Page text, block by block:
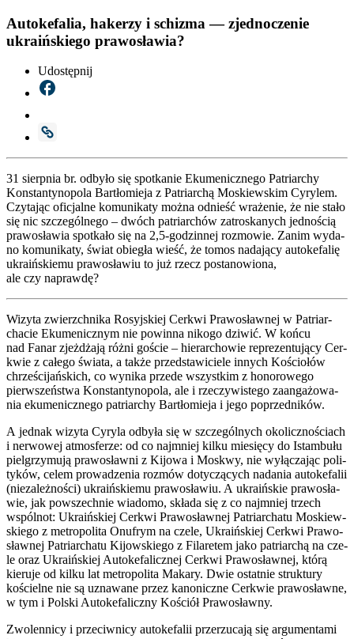
Autokefalia, hakerzy i schizma — zjednoczenie
ukraińskiego prawosławia?
Udostępnij
31 sierp­nia br. odby­ło się spo­tka­nie Eku­me­nicz­ne­go Patriar­chy
Kon­stan­ty­no­po­la Bar­tło­mie­ja z Patriar­chą Moskiew­skim Cyry­lem.
Czy­ta­jąc ofi­cjal­ne komu­ni­ka­ty moż­na odnieść wra­że­nie, że nie sta­ło
się nic szcze­gól­ne­go – dwóch patriar­chów zatro­ska­nych jed­no­ścią
pra­wo­sła­wia spo­tka­ło się na 2,5‑godzinnej roz­mo­wie. Zanim wyda­
no komu­ni­ka­ty, świat obie­gła wieść, że tomos nada­ją­cy auto­ke­fa­lię
ukra­iń­skie­mu pra­wo­sła­wiu to już rzecz posta­no­wio­na,
ale czy napraw­dę?
Wizy­ta zwierzch­ni­ka Rosyj­skiej Cer­kwi Pra­wo­sław­nej w Patriar­
cha­cie Eku­me­nicz­nym nie powin­na niko­go dzi­wić. W koń­cu
nad Fanar zjeż­dża­ją róż­ni goście – hie­rar­cho­wie repre­zen­tu­ją­cy Cer­
kwie z całe­go świa­ta, a tak­że przed­sta­wi­cie­le innych Kościo­łów
chrze­ści­jań­skich, co wyni­ka przede wszyst­kim z hono­ro­we­go
pierw­szeń­stwa Kon­stan­ty­no­po­la, ale i rze­czy­wi­ste­go zaan­ga­żo­wa­
nia eku­me­nicz­ne­go patriar­chy Bar­tło­mie­ja i jego poprzed­ni­ków.
A jed­nak wizy­ta Cyry­la odby­ła się w szcze­gól­nych oko­licz­no­ściach
i ner­wo­wej atmos­fe­rze: od co naj­mniej kil­ku mie­się­cy do Istam­bu­łu
piel­grzy­mu­ją pra­wo­sław­ni z Kijo­wa i Moskwy, nie wyłą­cza­jąc poli­
ty­ków, celem pro­wa­dze­nia roz­mów doty­czą­cych nada­nia auto­ke­fa­lii
(nie­za­leż­no­ści) ukra­iń­skie­mu pra­wo­sła­wiu. A ukra­iń­skie pra­wo­sła­
wie, jak powszech­nie wia­do­mo, skła­da się z co naj­mniej trzech
wspól­not: Ukra­iń­skiej Cer­kwi Pra­wo­sław­nej Patriar­cha­tu Moskiew­
skie­go z metro­po­li­ta Onu­frym na cze­le, Ukra­iń­skiej Cer­kwi Pra­wo­
sław­nej Patriar­cha­tu Kijow­skie­go z Fila­re­tem jako patriar­chą na cze­
le oraz Ukra­iń­skiej Auto­ke­fa­licz­nej Cer­kwi Pra­wo­sław­nej, któ­rą
kie­ru­je od kil­ku lat metro­po­li­ta Maka­ry. Dwie ostat­nie struk­tu­ry
kościel­ne nie są uzna­wa­ne przez kano­nicz­ne Cer­kwie pra­wo­sław­ne,
w tym i Pol­ski Auto­ke­fa­licz­ny Kościół Pra­wo­sław­ny.
Zwo­len­ni­cy i prze­ciw­ni­cy auto­ke­fa­lii prze­rzu­ca­ją się argu­men­ta­mi